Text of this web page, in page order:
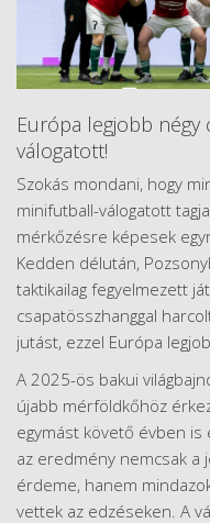
Európa legjobb négy
válogatott!
Szokás mondani, hogy
minifutball-válogatott
mérkőzésre képesek
Kedden délután,
taktikailag fegyelmezett
csapatösszhanggal
jutást, ezzel Európa
A 2025-ös bakui
újabb mérföldkőhöz
egymást követő évben
az eredmény nemcsak a
érdeme, hanem
vettek az edzéseken. A